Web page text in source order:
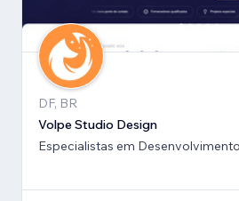
DF, BR
Volpe Studio Design
Especialistas em